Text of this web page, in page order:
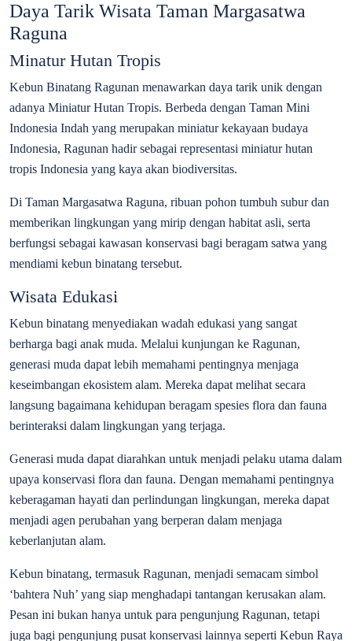
Daya Tarik Wisata Taman Margasatwa
Raguna
Minatur Hutan Tropis
Kebun Binatang Ragunan menawarkan daya tarik unik dengan
adanya Miniatur Hutan Tropis. Berbeda dengan Taman Mini
Indonesia Indah yang merupakan miniatur kekayaan budaya
Indonesia, Ragunan hadir sebagai representasi miniatur hutan
tropis Indonesia yang kaya akan biodiversitas.
Di Taman Margasatwa Raguna, ribuan pohon tumbuh subur dan
memberikan lingkungan yang mirip dengan habitat asli, serta
berfungsi sebagai kawasan konservasi bagi beragam satwa yang
mendiami kebun binatang tersebut.
Wisata Edukasi
Kebun binatang menyediakan wadah edukasi yang sangat
berharga bagi anak muda. Melalui kunjungan ke Ragunan,
generasi muda dapat lebih memahami pentingnya menjaga
keseimbangan ekosistem alam. Mereka dapat melihat secara
langsung bagaimana kehidupan beragam spesies flora dan fauna
berinteraksi dalam lingkungan yang terjaga.
Generasi muda dapat diarahkan untuk menjadi pelaku utama dalam
upaya konservasi flora dan fauna. Dengan memahami pentingnya
keberagaman hayati dan perlindungan lingkungan, mereka dapat
menjadi agen perubahan yang berperan dalam menjaga
keberlanjutan alam.
Kebun binatang, termasuk Ragunan, menjadi semacam simbol
‘bahtera Nuh’ yang siap menghadapi tantangan kerusakan alam.
Pesan ini bukan hanya untuk para pengunjung Ragunan, tetapi
juga bagi pengunjung pusat konservasi lainnya seperti Kebun Raya